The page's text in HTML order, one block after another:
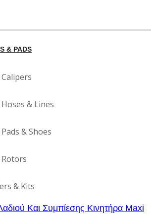
& PADS
& Lines
& Shoes
& Kits
Και Συμπίεσης Κινητήρα Maxi